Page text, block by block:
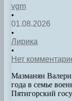
vgm
•
01.08.2026
•
Лирика
•
Нет
Мазманян
года в семье
Пятигорский